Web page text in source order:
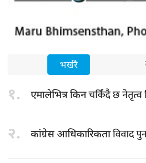
भर्खरै
१. एमालेभित्र किनचर्किंदै छ नेतृत्व
२. कांग्रेस आधिकारिकताविवाद